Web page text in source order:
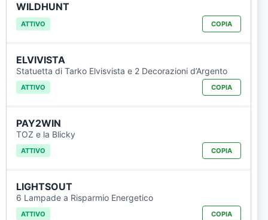
WILDHUNT
ATTIVO COPIA
ELVIVISTA
Statuetta di Tarko Elvisvista e 2 Decorazioni d’Argento
ATTIVO COPIA
PAY2WIN
TOZ e la Blicky
ATTIVO COPIA
LIGHTSOUT
6 Lampade a Risparmio Energetico
ATTIVO COPIA